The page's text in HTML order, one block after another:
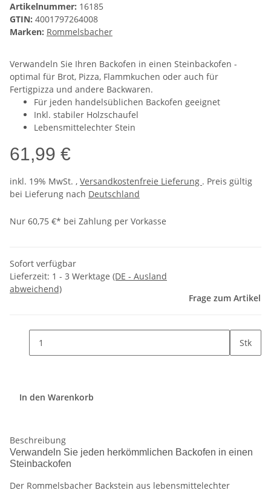
Artikelnummer: 16185
GTIN: 4001797264008
Marken: Rommelsbacher
Verwandeln Sie Ihren Backofen in einen Steinbackofen -
optimal für Brot, Pizza, Flammkuchen oder auch für
Fertigpizza und andere Backwaren.
Für jeden handelsüblichen Backofen geeignet
Inkl. stabiler Holzschaufel
Lebensmittelechter Stein
61,99 €
inkl. 19% MwSt. , Versandkostenfreie Lieferung . Preis gültig
bei Lieferung nach Deutschland
Nur 60,75 €* bei Zahlung per Vorkasse
Sofort verfügbar
Lieferzeit: 1 - 3 Werktage (DE - Ausland
abweichend)
Frage zum Artikel
Stk
In den Warenkorb
Beschreibung
Verwandeln Sie jeden herkömmlichen Backofen in einen
Steinbackofen
Der Rommelsbacher Backstein aus lebensmittelechter